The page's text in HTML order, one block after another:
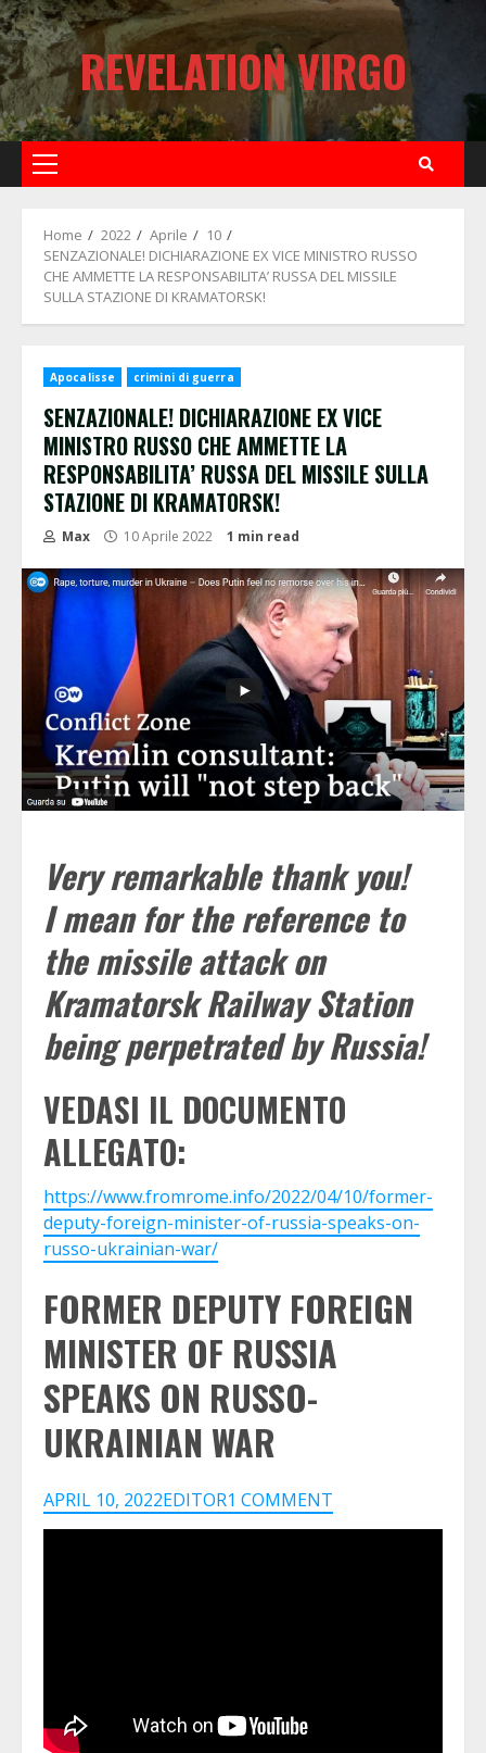
Skip
to
content
REVELATION VIRGO
Primary
Home 2022 Aprile
10
SENZAZIONALE! DICHIARAZIONE EX VICE MINISTRO RUSSO
CHE AMMETTE LA RESPONSABILITA’ RUSSA DEL MISSILE
SULLA STAZIONE DI KRAMATORSK!
Apocalisse crimini di guerra
SENZAZIONALE! DICHIARAZIONE EX VICE
MINISTRO RUSSO CHE AMMETTE LA
RESPONSABILITA’ RUSSA DEL MISSILE SULLA
STAZIONE DI KRAMATORSK!
Max 10 Aprile 2022 1 min read
Very remarkable thank you!
I mean for the reference to
the missile attack on
Kramatorsk Railway Station
being perpetrated by Russia!
VEDASI IL DOCUMENTO
ALLEGATO:
https://www.fromrome.info/2022/04/10/former-
deputy-foreign-minister-of-russia-speaks-on-
russo-ukrainian-war/
FORMER DEPUTY FOREIGN
MINISTER OF RUSSIA
SPEAKS ON RUSSO-
UKRAINIAN WAR
APRIL 10, 2022EDITOR1 COMMENT